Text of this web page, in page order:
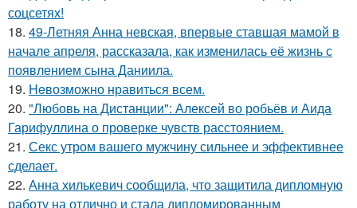
соцсетях!
18. 49-Летняя Анна невская, впервые ставшая мамой в
начале апреля, рассказала, как изменилась её жизнь с
появлением сына Даниила.
19. Heвозможно нравиться всем.
20. "Любовь на Дистанции": Алексей во робьёв и Аида
Гарифуллина о проверке чувств расстоянием.
21. Секс утром вашего мужчину сильнее и эффективнее
сделает.
22. Анна хилькевич сообщила, что защитила дипломную
работу на отлично и стала дипломированным